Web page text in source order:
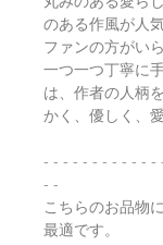
のある作風が人
ファンの方がい
一つ一つ丁寧に
は、作者の人柄
かく、優しく、
- - - - - - - - - - - -
- -
こちらのお品物
最適です。